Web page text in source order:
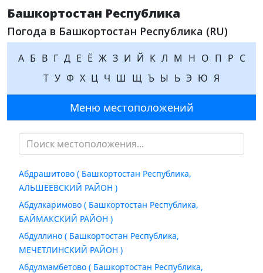
Башкортостан Республика
Погода в Башкортостан Республика (RU)
А Б В Г Д Е Ё Ж З И Й К Л М Н О П Р С
Т У Ф Х Ц Ч Ш Щ Ъ Ы Ь Э Ю Я
Меню местоположений
Абдрашитово ( Башкортостан Республика,
АЛЬШЕЕВСКИЙ РАЙОН )
Абдулкаримово ( Башкортостан Республика,
БАЙМАКСКИЙ РАЙОН )
Абдуллино ( Башкортостан Республика,
МЕЧЕТЛИНСКИЙ РАЙОН )
Абдулмамбетово ( Башкортостан Республика,